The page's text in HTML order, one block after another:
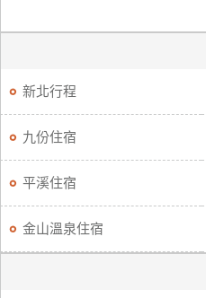
新北行程
九份住宿
平溪住宿
金山溫泉住宿